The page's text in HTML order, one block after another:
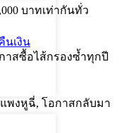
นเงิน
บาทเท่ากันทั่ว
าสซื้อไส้กรองซ้ำทุกปี
พงหูฉี่, โอกาสกลับมา